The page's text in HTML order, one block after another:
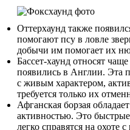
Оттерхаунд также
помогают псу в ловле
добычи им помогает их
Бассет-хаунд относят
появились в Англии. Эта
с живым характером,
требуется только их
Афганская борзая
активностью. Это
легко справятся на